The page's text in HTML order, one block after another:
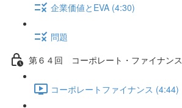
企業価値とEVA (4:30)
問題
第６４回 コーポレート・ファイナンス
コーポレートファイナンス (4:44)